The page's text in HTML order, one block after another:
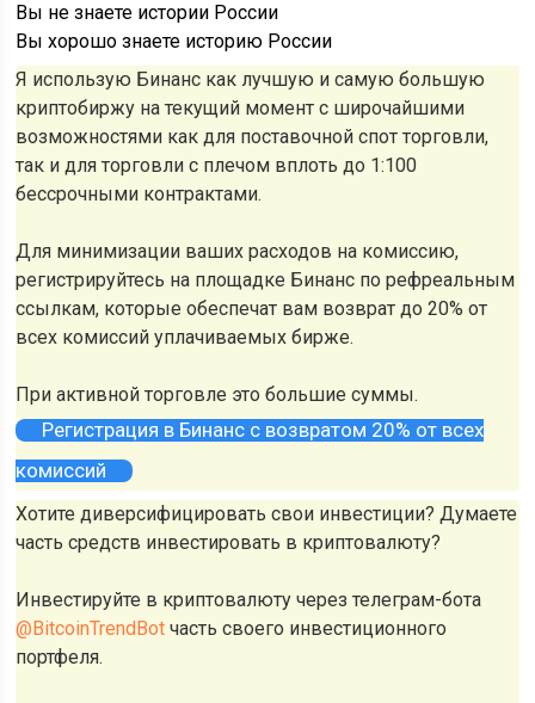
Вы не знаете истории России
Вы хорошо знаете историю России
Я использую Бинанс как лучшую и самую большую
криптобиржу на текущий момент с широчайшими
возможностями как для поставочной спот торговли,
так и для торговли с плечом вплоть до 1:100
бессрочными контрактами.
Для минимизации ваших расходов на комиссию,
регистрируйтесь на площадке Бинанс по рефреальным
ссылкам, которые обеспечат вам возврат до 20% от
всех комиссий уплачиваемых бирже.
При активной торговле это большие суммы.
Регистрация в Бинанс с возвратом 20% от всех
комиссий
Хотите диверсифицировать свои инвестиции? Думаете
часть средств инвестировать в криптовалюту?
Инвестируйте в криптовалюту через телеграм-бота
@BitcoinTrendBot часть своего инвестиционного
портфеля.